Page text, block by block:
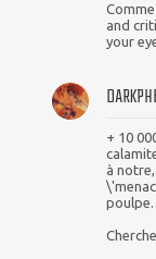
and
your
+ 10
à
poulpe.